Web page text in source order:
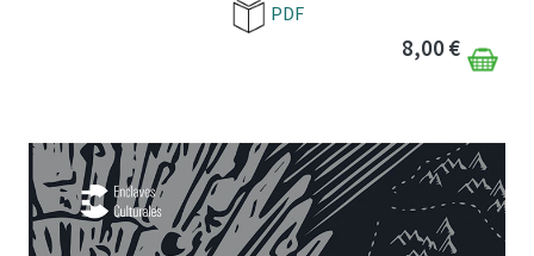
PDF
8,00 €